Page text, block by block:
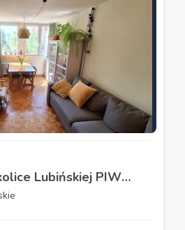
2pok, 38met, Okolice Lubińskiej PIWNICA (Wrocław)